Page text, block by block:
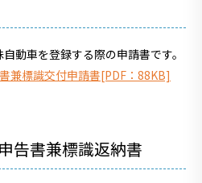
動車を登録する際の申請書です。
兼標識交付申請書[PDF：88KB]
告書兼標識返納書